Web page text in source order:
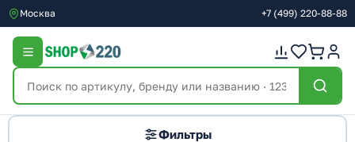
Москва +7 (499) 220-88-88
Фильтры